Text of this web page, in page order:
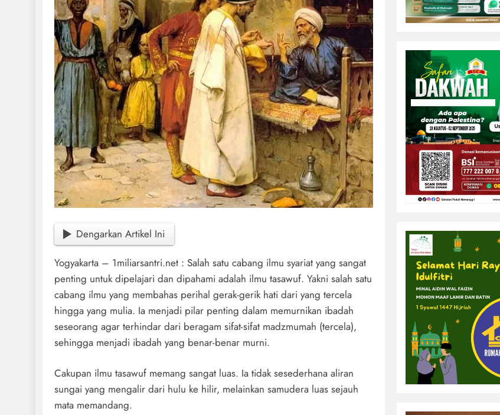
Dengarkan Artikel Ini
Yogyakarta – 1miliarsantri.net : Salah satu cabang ilmu syariat yang sangat
penting untuk dipelajari dan dipahami adalah ilmu tasawuf. Yakni salah satu
cabang ilmu yang membahas perihal gerak-gerik hati dari yang tercela
hingga yang mulia. Ia menjadi pilar penting dalam memurnikan ibadah
seseorang agar terhindar dari beragam sifat-sifat madzmumah (tercela),
sehingga menjadi ibadah yang benar-benar murni.
Cakupan ilmu tasawuf memang sangat luas. Ia tidak sesederhana aliran
sungai yang mengalir dari hulu ke hilir, melainkan samudera luas sejauh
mata memandang.